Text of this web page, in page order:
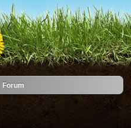
Forum